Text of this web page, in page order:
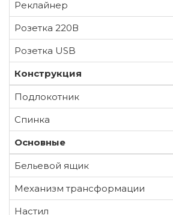
Реклайнер
Розетка 220В
Розетка USB
Конструкция
Подлокотник
Спинка
Основные
Бельевой ящик
Механизм трансформации
Настил